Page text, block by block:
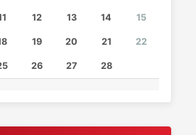
12 13 14 15
19 20 21 22
26 27 28